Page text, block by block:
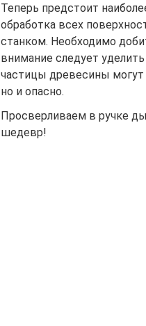
Теперь предстоит
обработка всех
станком. Необходимо
внимание следует
частицы древесины могут
но и опасно.
Просверливаем в ручке
шедевр!